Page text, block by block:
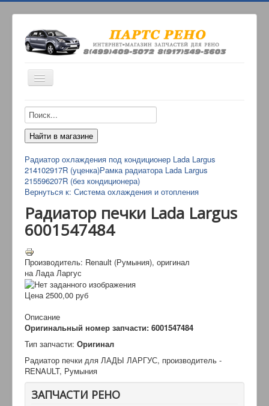
Включить/
выключить
ИНТЕРНЕТ-МАГАЗИН
О НАС
КОНТАКТЫ
ДОСТАВКА
Радиатор охлаждения под кондиционер Lada Largus
214102917R (уценка)Рамка радиатора Lada Largus
215596207R (без кондиционера)
Вернуться к: Система охлаждения и отопления
Радиатор печки Lada Largus
6001547484
Производитель: Renault (Румыния), оригинал
на Лада Ларгус
Цена2500,00 руб
Описание
Оригинальный номер запчасти: 6001547484
Тип запчаcти: Оригинал
Радиатор печки для ЛАДЫ ЛАРГУС, производитель -
RENAULT, Румыния
ЗАПЧАСТИ РЕНО